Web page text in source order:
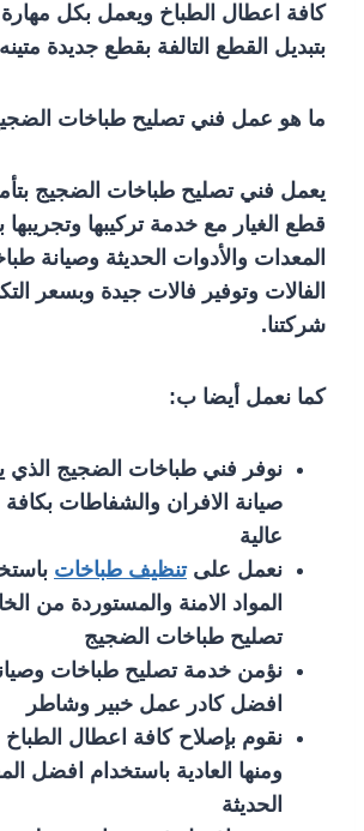
كافة اعطال الطباخ ويعمل بكل مهارة
بتبديل القطع التالفة بقطع جديدة
ما هو عمل فني تصليح طباخات
يعمل فني تصليح طباخات الضجيج
قطع الغيار مع خدمة تركيبها
المعدات والأدوات الحديثة وصيانة
الفالات وتوفير فالات جيدة وبسعر
شركتنا.
كما نعمل أيضا ب:
نوفر فني طباخات الضجيج
صيانة الافران والشفاطات بكافة
عالية
نعمل علىتنظيف طباخات
المواد الامنة والمستوردة من
تصليح طباخات الضجيج
نؤمن خدمة تصليح طباخات
افضل كادر عمل خبير وشاطر
نقوم بإصلاح كافة اعطال الطباخ
ومنها العادية باستخدام افضل
الحديثة